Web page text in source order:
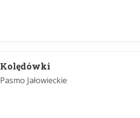
Kolędówki
Pasmo Jałowieckie